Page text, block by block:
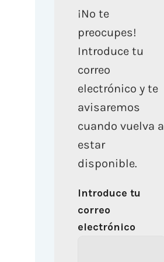
¡No te
preocupes!
Introduce tu
correo
electrónico y te
avisaremos
cuando vuelva a
estar
disponible.
Introduce tu
correo
electrónico